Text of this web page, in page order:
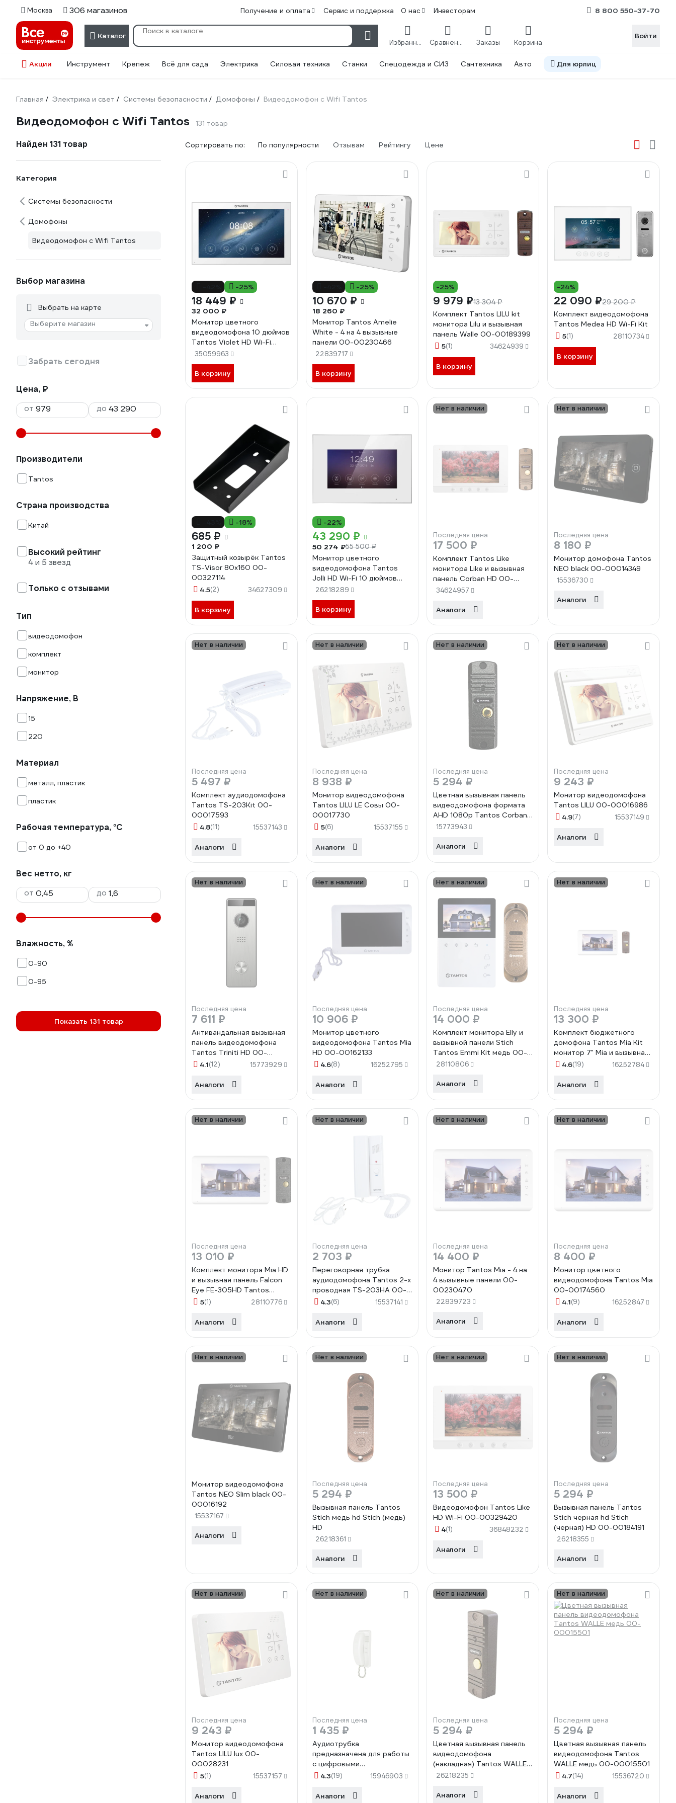
Москва 306 магазинов Получение и оплата Сервис и поддержка О нас Инвесторам 8 800 550-37-70
Каталог
Избранное Сравнение Заказы Корзина
Войти
Акции Инструмент Крепеж Всё для сада Электрика Силовая техника Станки Спецодежда и СИЗ Сантехника Авто Для юрлиц
Главная / Электрика и свет / Системы безопасности / Домофоны / Видеодомофон с Wifi Tantos
Видеодомофон с Wifi Tantos 131 товар
Найден 131 товар
Категория
Системы безопасности
Домофоны
Видеодомофон с Wifi Tantos
Выбор магазина
Выбрать на карте
Выберите магазин
Забрать сегодня
Цена, ₽
от
до
Производители
Tantos
Страна производства
Китай
Высокий рейтинг
4 и 5 звезд
Только с отзывами
Тип
видеодомофон
комплект
монитор
Напряжение, В
15
220
Материал
металл, пластик
пластик
Рабочая температура, °С
от 0 до +40
Вес нетто, кг
от
до
Влажность, %
0-90
0-95
Показать 131 товар
Сортировать по: По популярности Отзывам Рейтингу Цене
-25%
18 449 ₽
32 000 ₽
Монитор цветного
видеодомофона 10 дюймов
Tantos Violet HD Wi-Fi
(White) 00-00326048
35059963
В корзину
-25%
10 670 ₽
18 260 ₽
Монитор Tantos Amelie
White - 4 на 4 вызывные
панели 00-00230466
22839717
В корзину
-25%
9 979 ₽13 304 ₽
Комплект Tantos LILU kit
монитора Lilu и вызывная
панель Walle 00-00189399
5(1) 34624939
В корзину
-24%
22 090 ₽29 200 ₽
Комплект видеодомофона
Tantos Medea HD Wi-Fi Kit
5(1) 28110734
В корзину
-18%
685 ₽
1 200 ₽
Защитный козырёк Tantos
TS-Visor 80x160 00-
00327114
4.5(2) 34627309
В корзину
-22%
43 290 ₽
50 274 ₽55 500 ₽
Монитор цветного
видеодомофона Tantos
Jolli HD Wi-Fi 10 дюймов
00-00096571
26218289
В корзину
Нет в наличии
Последняя цена
17 500 ₽
Комплект Tantos Like
монитора Like и вызывная
панель Corban HD 00-
00327415
34624957
Аналоги
Нет в наличии
Последняя цена
8 180 ₽
Монитор домофона Tantos
NEO black 00-00014349
15536730
Аналоги
Нет в наличии
Последняя цена
5 497 ₽
Комплект аудиодомофона
Tantos TS-203Kit 00-
00017593
4.8(11) 15537143
Аналоги
Нет в наличии
Последняя цена
8 938 ₽
Монитор видеодомофона
Tantos LILU LE Совы 00-
00017730
5(6) 15537155
Аналоги
Нет в наличии
Последняя цена
5 294 ₽
Цветная вызывная панель
видеодомофона формата
AHD 1080p Tantos Corban
HD 00-00162134
15773943
Аналоги
Нет в наличии
Последняя цена
9 243 ₽
Монитор видеодомофона
Tantos LILU 00-00016986
4.9(7) 15537149
Аналоги
Нет в наличии
Последняя цена
7 611 ₽
Антивандальная вызывная
панель видеодомофона
Tantos Triniti HD 00-
00090745
4.1(12) 15773929
Аналоги
Нет в наличии
Последняя цена
10 906 ₽
Монитор цветного
видеодомофона Tantos Mia
HD 00-00162133
4.6(8) 16252795
Аналоги
Нет в наличии
Последняя цена
14 000 ₽
Комплект монитора Elly и
вызывной панели Stich
Tantos Emmi Kit медь 00-
00305903
28110806
Аналоги
Нет в наличии
Последняя цена
13 300 ₽
Комплект бюджетного
домофона Tantos Mia Kit
монитор 7" Mia и вызывная
панель Walle+ (медь) 00-
4.6(19) 16252784
Аналоги
Нет в наличии
Последняя цена
13 010 ₽
Комплект монитора Mia HD
и вызывная панель Falcon
Eye FE-305HD Tantos
Melisa HD Kit 00-
5(1) 28110776
Аналоги
Нет в наличии
Последняя цена
2 703 ₽
Переговорная трубка
аудиодомофона Tantos 2-х
проводная TS-203HA 00-
00017591
4.3(6) 15537141
Аналоги
Нет в наличии
Последняя цена
14 400 ₽
Монитор Tantos Mia - 4 на
4 вызывные панели 00-
00230470
22839723
Аналоги
Нет в наличии
Последняя цена
8 400 ₽
Монитор цветного
видеодомофона Tantos Mia
00-00174560
4.1(9) 16252847
Аналоги
Нет в наличии
Монитор видеодомофона
Tantos NEO Slim black 00-
00016192
15537167
Аналоги
Нет в наличии
Последняя цена
5 294 ₽
Вызывная панель Tantos
Stich медь hd Stich (медь)
HD
26218361
Аналоги
Нет в наличии
Последняя цена
13 500 ₽
Видеодомофон Tantos Like
HD Wi-Fi 00-00329420
4(1) 36848232
Аналоги
Нет в наличии
Последняя цена
5 294 ₽
Вызывная панель Tantos
Stich черная hd Stich
(черная) HD 00-00184191
26218355
Аналоги
Нет в наличии
Последняя цена
9 243 ₽
Монитор видеодомофона
Tantos LILU lux 00-
00028231
5(1) 15537157
Аналоги
Нет в наличии
Последняя цена
1 435 ₽
Аудиотрубка
предназначена для работы
c цифровыми
многоквартирными
Digital 00-00034851
4.3(19) 15946903
Аналоги
Нет в наличии
Последняя цена
5 294 ₽
Цветная вызывная панель
видеодомофона
(накладная) Tantos WALLE
(медь) HD 00-00184192
26218235
Аналоги
Нет в наличии
Последняя цена
5 294 ₽
Цветная вызывная панель
видеодомофона Tantos
WALLE медь 00-00015501
4.7(14) 15536720
Аналоги